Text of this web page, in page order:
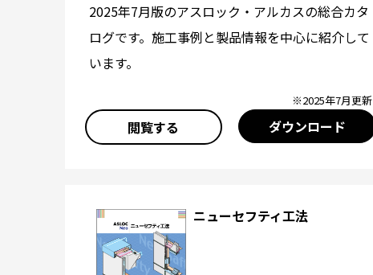
2025年7月版のアスロック・アルカスの総合カタ
ログです。施工事例と製品情報を中心に紹介して
います。
※2025年7月更新
閲覧する ダウンロード
ニューセフティ工法